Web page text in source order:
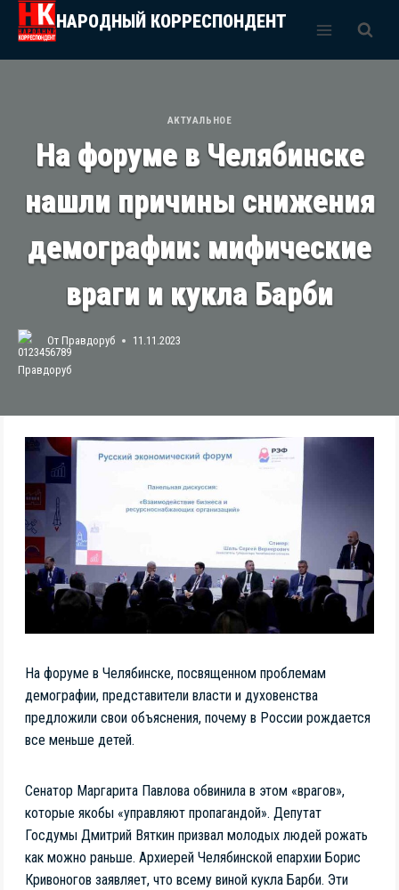
Перейти
содержимому
НАРОДНЫЙ КОРРЕСПОНДЕНТ
АКТУАЛЬНОЕ
На форуме в Челябинске
нашли причины снижения
демографии: мифические
враги и кукла Барби
От Правдоруб 11.11.2023
На форуме в Челябинске, посвященном проблемам
демографии, представители власти и духовенства
предложили свои объяснения, почему в России рождается
все меньше детей.
Сенатор Маргарита Павлова обвинила в этом «врагов»,
которые якобы «управляют пропагандой». Депутат
Госдумы Дмитрий Вяткин призвал молодых людей рожать
как можно раньше. Архиерей Челябинской епархии Борис
Кривоногов заявляет, что всему виной кукла Барби. Эти